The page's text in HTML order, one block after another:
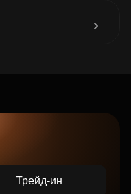
Трейд-ин